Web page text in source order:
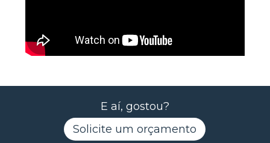
E aí, gostou?
Solicite um orçamento